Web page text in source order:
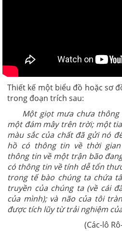
Thiết kế một biểu đồ hoặc sơ
trong đoạn trích sau:
Một giọt mưa chưa thông
một đám mây trên trời; một
màu sắc của chất đã gửi nó
hồ có thông tin về thời
thông tin về một trận bão
có thông tin về tính dễ tổn
trong tế bào chúng ta chứa
truyền của chúng ta (về cái
của mình); và não của tôi
được tích lũy từ trải nghiệm
(Các-lô